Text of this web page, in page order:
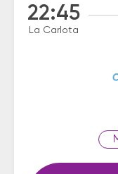
22:45
La Carlota